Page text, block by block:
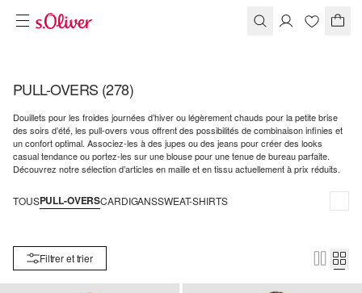
PULL-OVERS (278)
Douillets pour les froides journées d’hiver ou légèrement chauds pour la petite brise
des soirs d’été, les pull-overs vous offrent des possibilités de combinaison infinies et
un confort optimal. Associez-les à des jupes ou des jeans pour créer des looks
casual tendance ou portez-les sur une blouse pour une tenue de bureau parfaite.
Découvrez notre sélection d’articles en maille et en tissu actuellement à prix réduits.
TOUSPULL-OVERSCARDIGANSSWEAT-SHIRTS
Filtrer et trier